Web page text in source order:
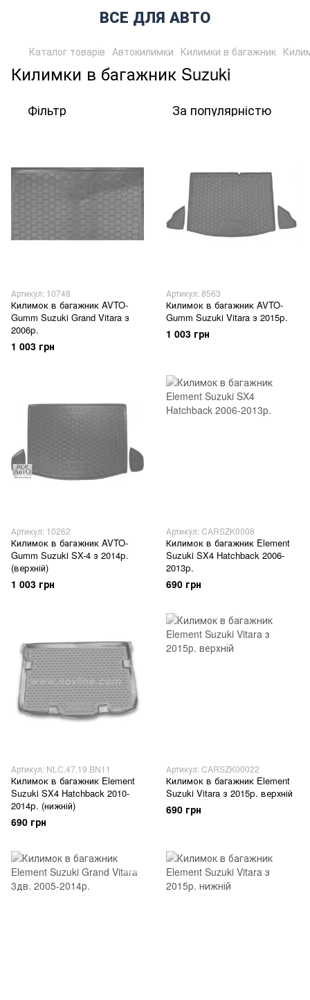
ВСЕ ДЛЯ АВТО
Каталог товарів Автокилимки Килимки в багажник
Килимки в багажник Suzuki
Фільтр За популярністю
Артикул: 10748
Килимок в багажник AVTO-
Gumm Suzuki Grand Vitara з
2006р.
1 003 грн
Артикул: 8563
Килимок в багажник AVTO-
Gumm Suzuki Vitara з 2015р.
1 003 грн
Артикул: 10262
Килимок в багажник AVTO-
Gumm Suzuki SX-4 з 2014р.
(верхній)
1 003 грн
Артикул: CARSZK0008
Килимок в багажник Element
Suzuki SX4 Hatchback 2006-
2013р.
690 грн
Артикул: NLC.47.19.BN11
Килимок в багажник Element
Suzuki SX4 Hatchback 2010-
2014р. (нижній)
690 грн
Артикул: CARSZK00022
Килимок в багажник Element
Suzuki Vitara з 2015р. верхній
690 грн